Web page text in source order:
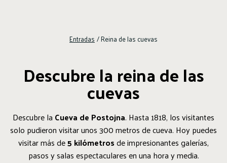
Entradas /Reina de las cuevas
Descubre la reina de las
cuevas
Descubre la Cueva de Postojna. Hasta 1818, los visitantes
solo pudieron visitar unos 300 metros de cueva. Hoy puedes
visitar más de5 kilómetrosde impresionantes galerías,
pasos y salas espectaculares en una hora y media.